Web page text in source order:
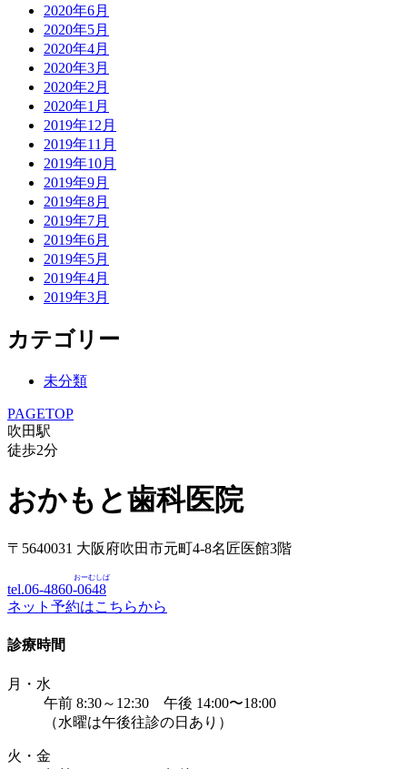
2020年6月
2020年5月
2020年4月
2020年3月
2020年2月
2020年1月
2019年12月
2019年11月
2019年10月
2019年9月
2019年8月
2019年7月
2019年6月
2019年5月
2019年4月
2019年3月
カテゴリー
未分類
PAGETOP
吹田駅
徒歩2分
おかもと歯科医院
〒5640031 大阪府吹田市元町4-8名匠医館3階
tel.06-4860-0648
おーむしば
ネット予約はこちらから
診療時間
月・水
午前 8:30～12:30 午後 14:00〜18:00
（水曜は午後往診の日あり）
火・金